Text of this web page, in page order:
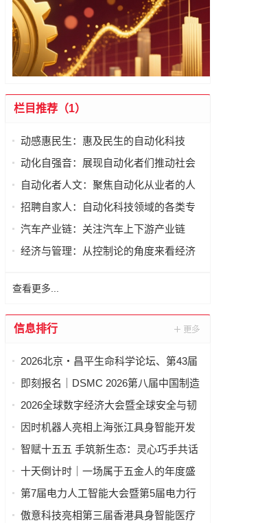
栏目推荐（1）
动感惠民生：惠及民生的自动化科技
动化自强音：展现自动化者们推动社会
进步发出的响亮声音
自动化者人文：聚焦自动化从业者的人
文思考
招聘自家人：自动化科技领域的各类专
家及人才需求资讯
汽车产业链：关注汽车上下游产业链
经济与管理：从控制论的角度来看经济
查看更多...
信息排行
2026北京・昌平生命科学论坛、第43届
全国医药工业信息年会在京开幕
即刻报名｜DSMC 2026第八届中国制造
业&新能源数智峰会全新启程！
2026全球数字经济大会暨全球安全与韧
性经济AI论坛在京隆重召开
因时机器人亮相上海张江具身智能开发
者大会
智赋十五五 手筑新生态：灵心巧手共话
具身智能新基建
十天倒计时｜一场属于五金人的年度盛
会，即将启幕！
第7届电力人工智能大会暨第5届电力行
业数字化转型大会，10月相约杭州！
傲意科技亮相第三届香港具身智能医疗